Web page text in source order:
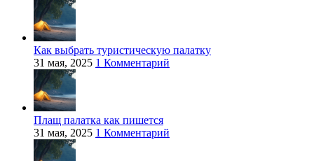
Как выбрать туристическую палатку
31 мая, 2025 1 Комментарий
Плащ палатка как пишется
31 мая, 2025 1 Комментарий